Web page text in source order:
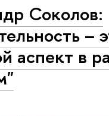
Соколов:
–
аспект в